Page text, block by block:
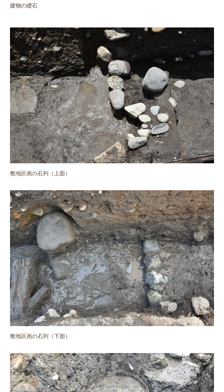
建物の礎石
敷地区画の石列（上面）
敷地区画の石列（下面）